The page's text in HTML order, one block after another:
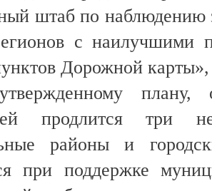
штаб по наблюдению
с наилучшими
Дорожной
плану,
продлится три
районы и
при поддержке